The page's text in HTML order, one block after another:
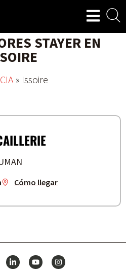
STAYER EN
» Issoire
Cómo llegar